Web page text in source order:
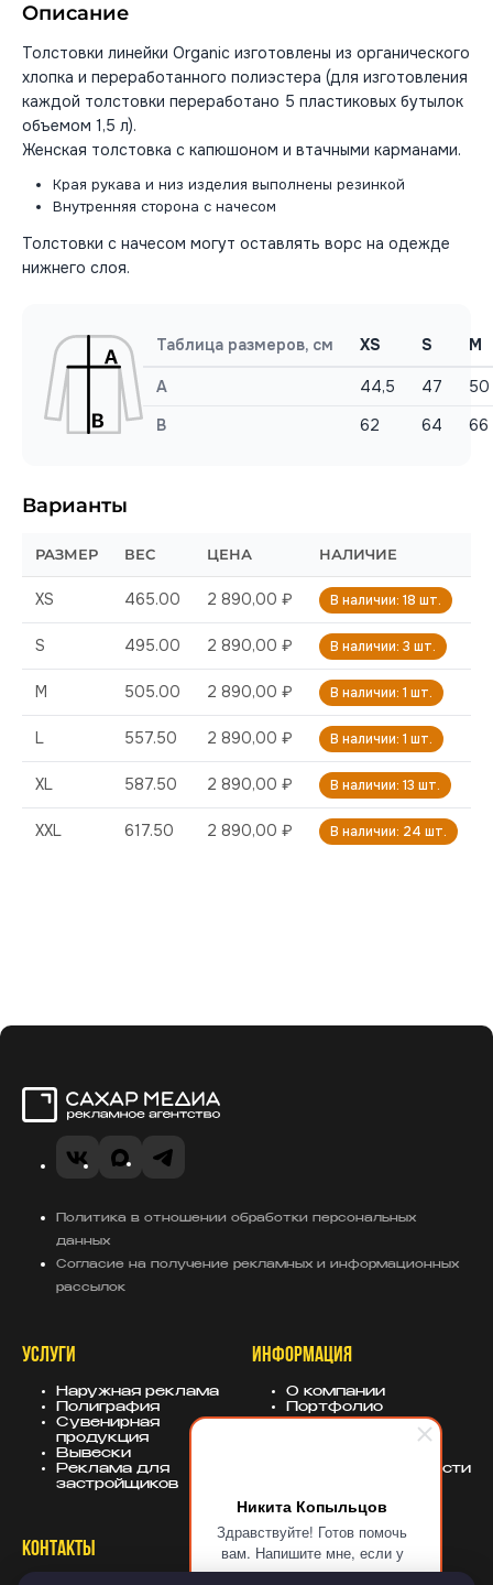
Никита Копыльцов
Здравствуйте! Готов помочь
вам. Напишите мне, если у
вас появятся вопросы.
Описание
Толстовки линейки Organic изготовлены из органического
хлопка и переработанного полиэстера (для изготовления
каждой толстовки переработано 5 пластиковых бутылок
объемом 1,5 л).
Женская толстовка с капюшоном и втачными карманами.
Края рукава и низ изделия выполнены резинкой
Внутренняя сторона с начесом
Толстовки с начесом могут оставлять ворс на одежде
нижнего слоя.
Таблица размеров, см XS S M
A 44,5 47
50
B
62 64 66
Варианты
РАЗМЕР ВЕС ЦЕНА НАЛИЧИЕ
XS 465.00 2 890,00 ₽ В наличии: 18 шт.
S 495.00 2 890,00 ₽ В наличии: 3 шт.
M 505.00 2 890,00 ₽ В наличии: 1 шт.
L 557.50 2 890,00 ₽ В наличии: 1 шт.
XL 587.50 2 890,00 ₽ В наличии: 13 шт.
XXL 617.50 2 890,00 ₽ В наличии: 24 шт.
VK MAXTelegram
Политика в отношении обработки персональных
данных
Согласие на получение рекламных и информационных
рассылок
УСЛУГИ
Наружная реклама
Полиграфия
Сувенирная
продукция
Вывески
Реклама для
застройщиков
ИНФОРМАЦИЯ
О компании
Портфолио
База знаний
конфиденциальности
КОНТАКТЫ СОЦСЕТИ